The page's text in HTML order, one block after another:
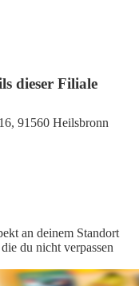
dieser Filiale
91560 Heilsbronn
an deinem Standort
du nicht verpassen